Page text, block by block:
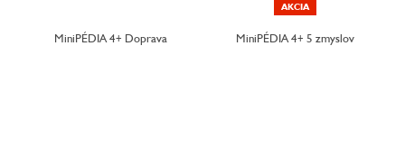
MiniPÉDIA 4+ Doprava
AKCIA
MiniPÉDIA 4+ 5 zmyslov